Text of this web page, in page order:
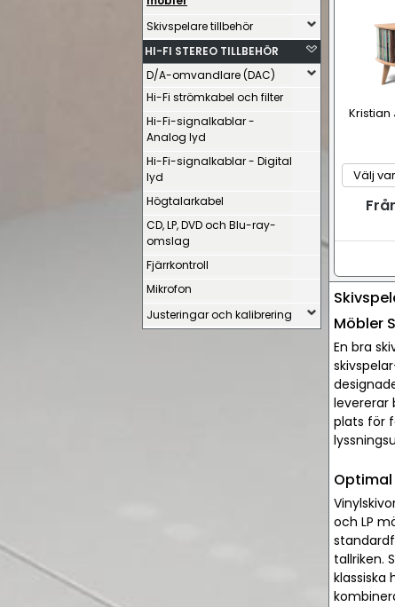
Skivspelare tillbehör
HI-FI STEREO TILLBEHÖR
D/A-omvandlare (DAC)
Hi-Fi strömkabel och filter
Hi-Fi-signalkablar -
Analog lyd
Hi-Fi-signalkablar - Digital
lyd
Högtalarkabel
CD, LP, DVD och Blu-ray-
omslag
Fjärrkontroll
Mikrofon
Justeringar och kalibrering
Kristian
Möbler
En bra
levererar
plats för
Optimal
och LP
tallriken.